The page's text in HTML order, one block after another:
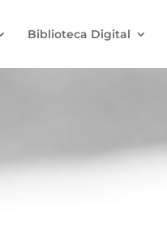
Biblioteca Digital